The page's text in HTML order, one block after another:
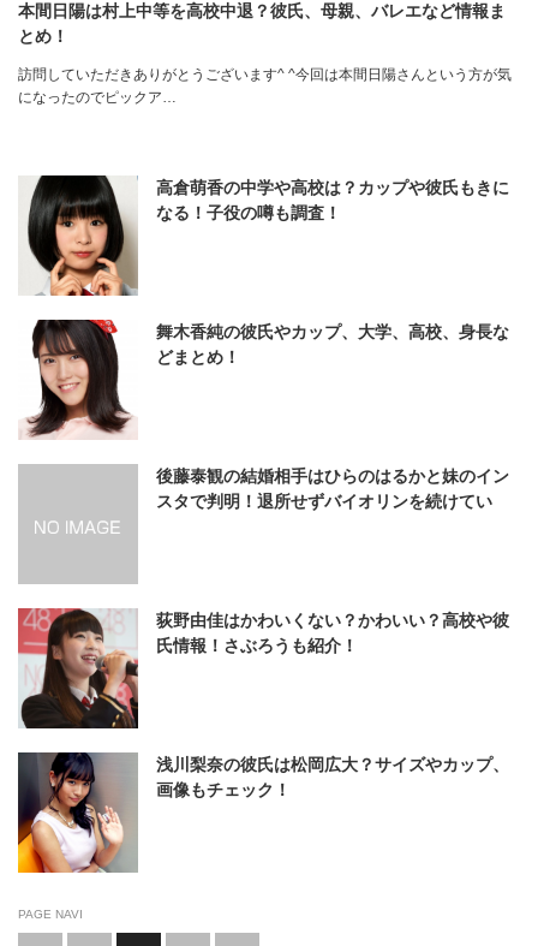
本間日陽は村上中等を高校中退？彼氏、母親、バレエなど情報ま
とめ！
訪問していただきありがとうございます^ ^今回は本間日陽さんという方が気
になったのでピックア…
高倉萌香の中学や高校は？カップや彼氏もきに
なる！子役の噂も調査！
舞木香純の彼氏やカップ、大学、高校、身長な
どまとめ！
後藤泰観の結婚相手はひらのはるかと妹のイン
スタで判明！退所せずバイオリンを続けてい
荻野由佳はかわいくない？かわいい？高校や彼
氏情報！さぶろうも紹介！
浅川梨奈の彼氏は松岡広大？サイズやカップ、
画像もチェック！
PAGE NAVI